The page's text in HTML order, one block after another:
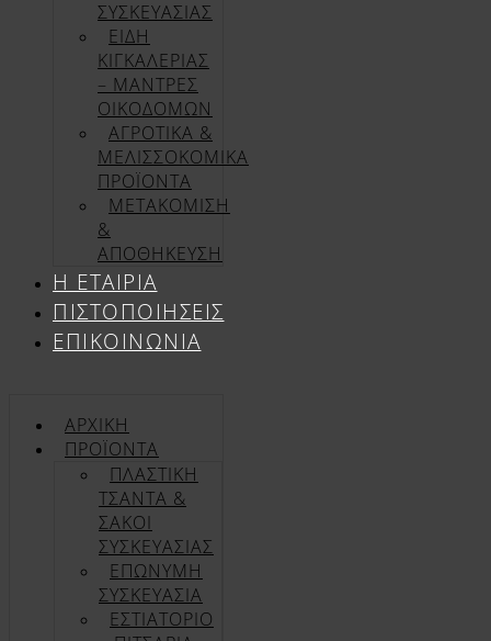
ΣΥΣΚΕΥΑΣΙΑΣ
ΕΙΔΗ
ΚΙΓΚΑΛΕΡΙΑΣ
– ΜΑΝΤΡΕΣ
ΟΙΚΟΔΟΜΩΝ
ΑΓΡΟΤΙΚΑ &
ΜΕΛΙΣΣΟΚΟΜΙΚΑ
ΠΡΟΪΟΝΤΑ
ΜΕΤΑΚΟΜΙΣΗ
&
ΑΠΟΘΗΚΕΥΣΗ
Η ΕΤΑΙΡΊΑ
ΠΙΣΤΟΠΟΙΉΣΕΙΣ
ΕΠΙΚΟΙΝΩΝΊΑ
ΑΡΧΙΚΉ
ΠΡΟΪΌΝΤΑ
ΠΛΑΣΤΙΚΗ
ΤΣΑΝΤΑ &
ΣΑΚΟΙ
ΣΥΣΚΕΥΑΣΙΑΣ
ΕΠΏΝΥΜΗ
ΣΥΣΚΕΥΑΣΊΑ
ΕΣΤΙΑΤΟΡΙΟ